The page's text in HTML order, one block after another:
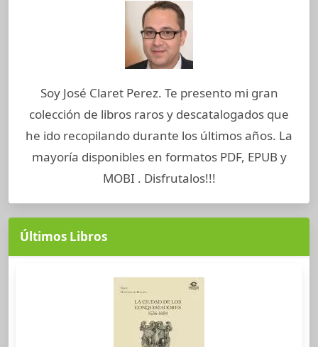
Soy José Claret Perez. Te presento mi gran
colección de libros raros y descatalogados que
he ido recopilando durante los últimos años. La
mayoría disponibles en formatos PDF, EPUB y
MOBI . Disfrutalos!!!
Últimos Libros